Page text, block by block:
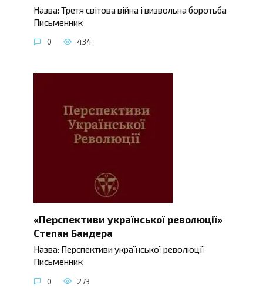
Назва: Третя світова війна і визвольна боротьба
Письменник
0 434
«Перспективи української революції»
Степан Бандера
Назва: Перспективи української революції
Письменник
0 273